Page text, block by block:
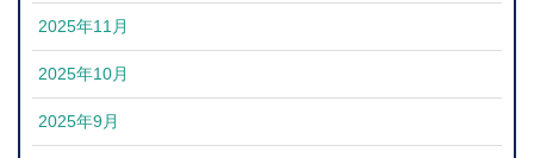
2025年11月
2025年10月
2025年9月